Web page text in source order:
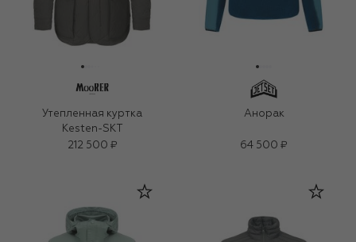
Утепленная куртка
Kesten-SKT
212 500 ₽
Анорак
64 500 ₽